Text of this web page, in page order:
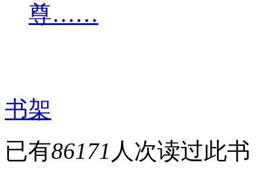
尊……
书架
已有86171 人次读过此书